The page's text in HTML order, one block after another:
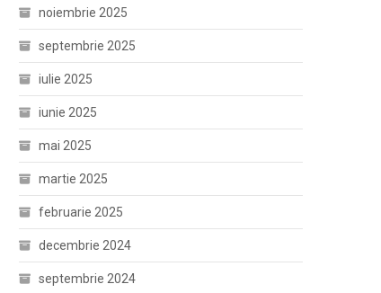
noiembrie 2025
septembrie 2025
iulie 2025
iunie 2025
mai 2025
martie 2025
februarie 2025
decembrie 2024
septembrie 2024